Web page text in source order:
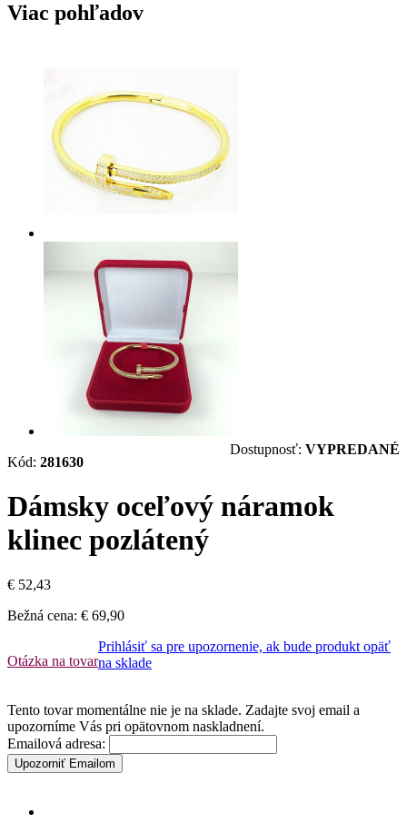
Viac pohľadov
Kód: 281630
Dostupnosť: VYPREDANÉ
Dámsky oceľový náramok
klinec pozlátený
€ 52,43
Bežná cena: € 69,90
Otázka na tovar
Prihlásiť sa pre upozornenie, ak bude produkt opäť
na sklade
Tento tovar momentálne nie je na sklade. Zadajte svoj email a
upozorníme Vás pri opätovnom naskladnení.
Emailová adresa:
Upozorniť Emailom